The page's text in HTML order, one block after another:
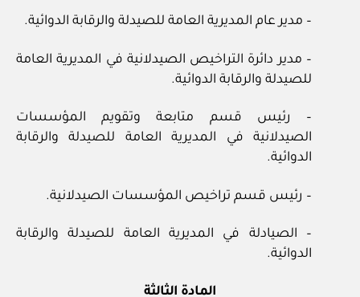
– مدير عام المديرية العامة للصيدلة والرقابة الدوائية.
– مدير دائرة التراخيص الصيدلانية في المديرية العامة
للصيدلة والرقابة الدوائية.
– رئيس قسم متابعة وتقويم المؤسسات
الصيدلانية في المديرية العامة للصيدلة والرقابة
الدوائية.
– رئيس قسم تراخيص المؤسسات الصيدلانية.
– الصيادلة في المديرية العامة للصيدلة والرقابة
الدوائية.
المادة الثالثة